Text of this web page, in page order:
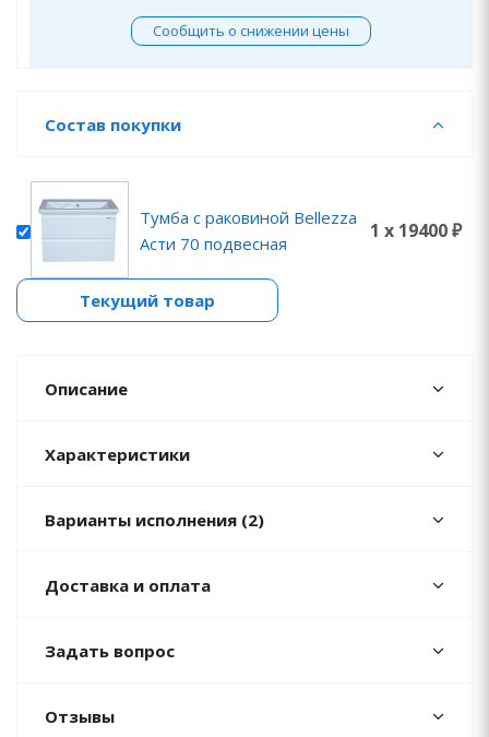
Сообщить о снижении цены
Состав покупки
Тумба с раковиной Bellezza
Асти 70 подвесная
1 x 19400 ₽
Текущий товар
Описание
Характеристики
Варианты исполнения (2)
Доставка и оплата
Задать вопрос
Отзывы